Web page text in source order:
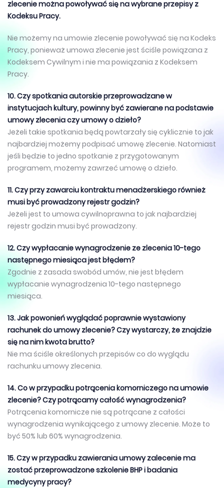
zlecenie można powoływać się na wybrane przepisy z
Kodeksu Pracy.
Nie możemy na umowie zlecenie powoływać się na Kodeks
Pracy, ponieważ umowa zlecenie jest ściśle powiązana z
Kodeksem Cywilnym i nie ma powiązania z Kodeksem
Pracy.
10. Czy spotkania autorskie przeprowadzane w
instytucjach kultury, powinny być zawierane na podstawie
umowy zlecenia czy umowy o dzieło?
Jeżeli takie spotkania będą powtarzały się cyklicznie to jak
najbardziej możemy podpisać umowę zlecenie. Natomiast
jeśli będzie to jedno spotkanie z przygotowanym
programem, możemy zawrzeć umowę o dzieło.
11. Czy przy zawarciu kontraktu menadżerskiego również
musi być prowadzony rejestr godzin?
Jeżeli jest to umowa cywilnoprawna to jak najbardziej
rejestr godzin musi być prowadzony.
12. Czy wypłacanie wynagrodzenie ze zlecenia 10-tego
następnego miesiąca jest błędem?
Zgodnie z zasada swobód umów, nie jest błędem
wypłacanie wynagrodzenia 10-tego następnego
miesiąca.
13. Jak powonień wyglądać poprawnie wystawiony
rachunek do umowy zlecenie? Czy wystarczy, że znajdzie
się na nim kwota brutto?
Nie ma ściśle określonych przepisów co do wyglądu
rachunku umowy zlecenia.
14. Co w przypadku potrącenia komorniczego na umowie
zlecenie? Czy potrącamy całość wynagrodzenia?
Potrącenia komornicze nie są potrącane z całości
wynagrodzenia wynikającego z umowy zlecenie. Może to
być 50% lub 60% wynagrodzenia.
15. Czy w przypadku zawierania umowy zalecenie ma
zostać przeprowadzone szkolenie BHP i badania
medycyny pracy?